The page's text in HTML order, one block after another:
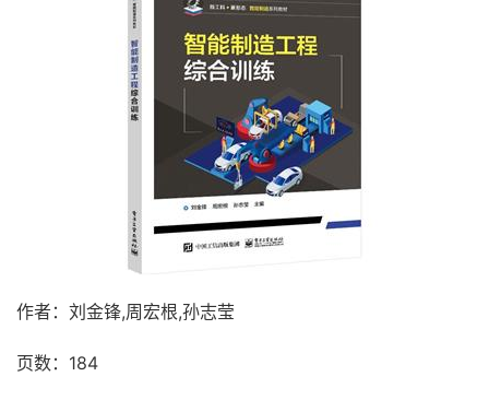
作者：刘金锋,周宏根,孙志莹
页数：184